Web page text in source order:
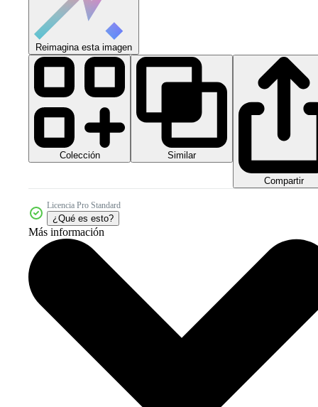
Reimagina esta imagen
Colección Similar
Compartir
Licencia Pro Standard
¿Qué es esto?
Más información